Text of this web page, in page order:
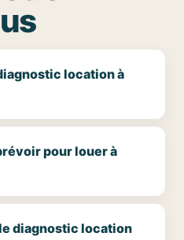
location à
pour louer à
diagnostic location